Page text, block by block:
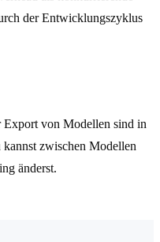
der Entwicklungszyklus
von Modellen sind in
zwischen Modellen
änderst.